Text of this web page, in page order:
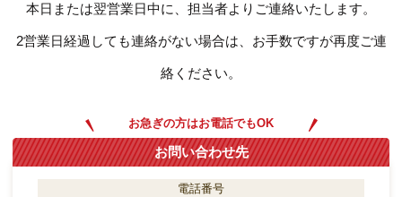
本日または翌営業日中に、担当者よりご連絡いたします。
2営業日経過しても連絡がない場合は、お手数ですが再度ご連
絡ください。
お急ぎの方はお電話でもOK
お問い合わせ先
電話番号